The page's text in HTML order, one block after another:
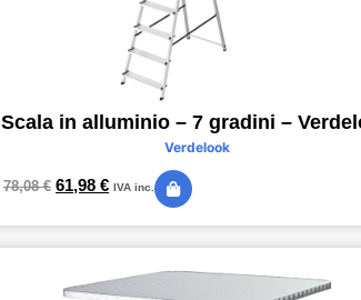
Scala in alluminio – 7 gradini –
Verdelook
78,08€ 61,98 € IVA inc.